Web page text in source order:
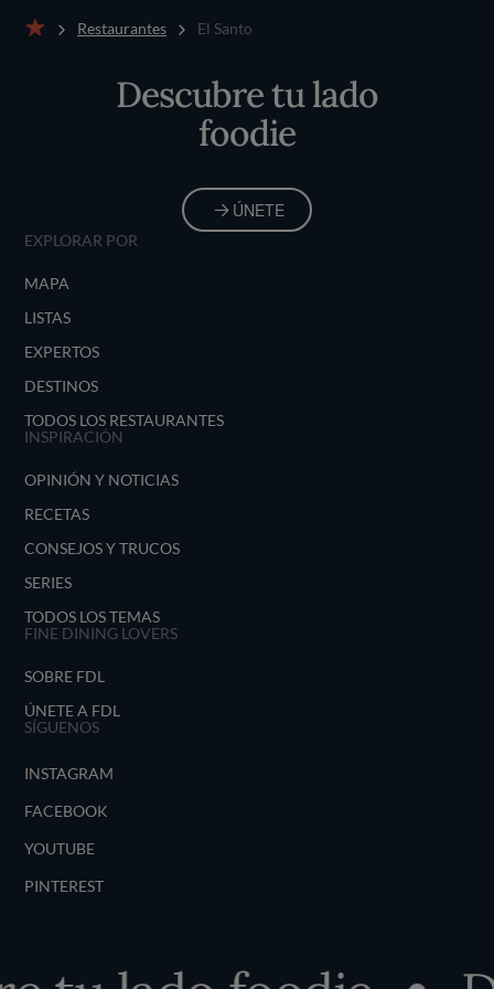
Restaurantes El Santo
Descubre tu lado
foodie
ÚNETE
EXPLORAR POR
MAPA
LISTAS
EXPERTOS
DESTINOS
TODOS LOS RESTAURANTES
INSPIRACIÓN
OPINIÓN Y NOTICIAS
RECETAS
CONSEJOS Y TRUCOS
SERIES
TODOS LOS TEMAS
FINE DINING LOVERS
SOBRE FDL
ÚNETE A FDL
SÍGUENOS
INSTAGRAM
FACEBOOK
YOUTUBE
PINTEREST